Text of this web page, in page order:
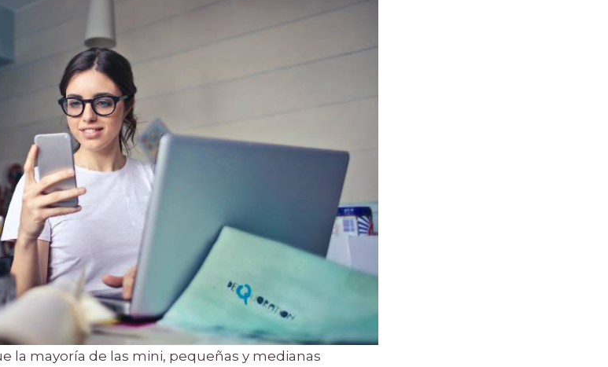
la mayoría de las mini, pequeñas y medianas